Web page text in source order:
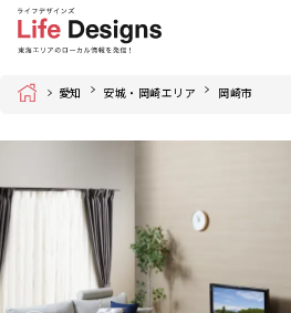
Home 愛知 安城・岡崎エリア 岡崎市